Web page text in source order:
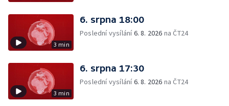
3 min
6. srpna 18:00
Poslední vysílání6. 8. 2026 na ČT24
3 min
6. srpna 17:30
Poslední vysílání6. 8. 2026 na ČT24